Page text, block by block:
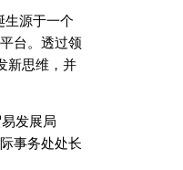
生源于一个
台。透过领
新思维，并
发展局
事务处处长